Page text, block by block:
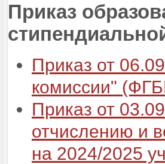
Приказ
Приказ от
комиссии"
Приказ от
отчислению и
на 2024/2025